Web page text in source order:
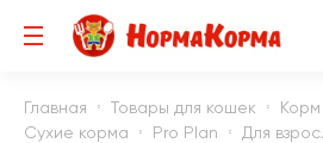
Главная Товары для кошек
Сухие корма
Pro Plan
Для